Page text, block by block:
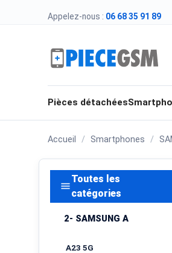
Appelez-nous : 06 68 35 91 89
Pièces détachées
Accueil Smartphones
menu
Toutes les
catégories
2- SAMSUNG A
A23 5G